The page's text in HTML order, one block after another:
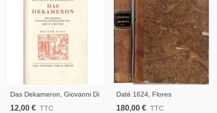
Das Dekameron, Giovanni Di
Boccaccio,1925 - Boccace,
12,00 € TTC
Daté 1624, Flores
Exemplorum, Catechismus
180,00 € TTC